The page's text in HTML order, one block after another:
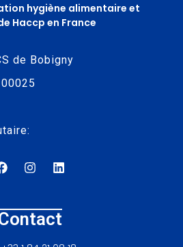
hygiène alimentaire et
Haccp en France
de Bobigny